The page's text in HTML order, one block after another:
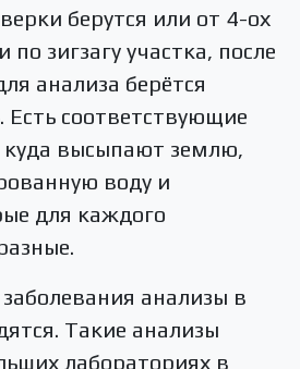
берутся или от 4-ох
по зигзагу участка, после
анализа берётся
Есть соответствующие
куда высыпают землю,
воду и
для каждого
анализы в
Такие анализы
лабораториях в